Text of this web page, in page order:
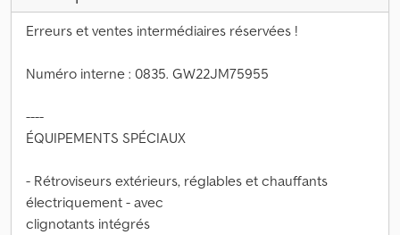
Erreurs et ventes intermédiaires réservées !
Numéro interne : 0835. GW22JM75955
----
ÉQUIPEMENTS SPÉCIAUX
- Rétroviseurs extérieurs, réglables et chauffants
électriquement - avec
clignotants intégrés